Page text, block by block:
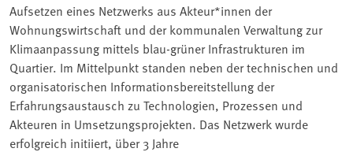
Aufsetzen eines Netzwerks aus Akteur*innen der
Wohnungswirtschaft und der kommunalen Verwaltung zur
Klimaanpassung mittels blau-grüner Infrastrukturen im
Quartier. Im Mittelpunkt standen neben der technischen und
organisatorischen Informationsbereitstellung der
Erfahrungsaustausch zu Technologien, Prozessen und
Akteuren in Umsetzungsprojekten. Das Netzwerk wurde
erfolgreich initiiert, über 3 Jahre